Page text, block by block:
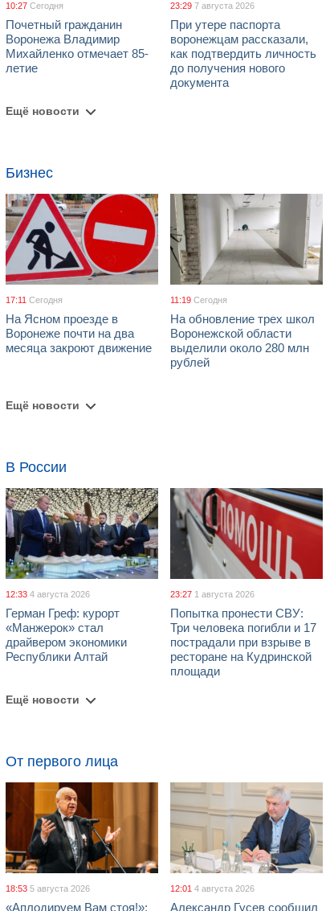
10:27 Сегодня
Почетный гражданин
Воронежа Владимир
Михайленко отмечает 85-
летие
23:29 7 августа 2026
При утере паспорта
воронежцам рассказали,
как подтвердить личность
до получения нового
документа
Ещё новости
Бизнес
17:11 Сегодня
На Ясном проезде в
Воронеже почти на два
месяца закроют движение
11:19 Сегодня
На обновление трех школ
Воронежской области
выделили около 280 млн
рублей
Ещё новости
В России
12:33 4 августа 2026
Герман Греф: курорт
«Манжерок» стал
драйвером экономики
Республики Алтай
23:27 1 августа 2026
Попытка пронести СВУ:
Три человека погибли и 17
пострадали при взрыве в
ресторане на Кудринской
площади
Ещё новости
От первого лица
18:53 5 августа 2026
«Аплодируем Вам стоя!»:
12:01 4 августа 2026
Александр Гусев сообщил